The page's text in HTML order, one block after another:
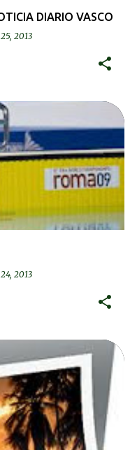
DIARIO VASCO
2013
2013